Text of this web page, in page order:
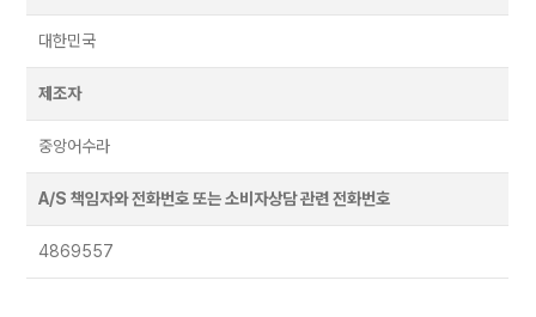
대한민국
제조자
중앙어수라
A/S 책임자와 전화번호 또는 소비자상담 관련 전화번호
4869557